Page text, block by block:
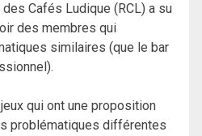
Cafés Ludique (RCL) a su
des membres qui
similaires (que le bar
qui ont une proposition
problématiques différentes